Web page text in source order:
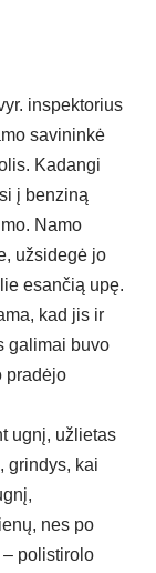
inspektorius
savininkė
Kadangi
į benziną
Namo
užsidegė jo
esančią upę.
kad jis ir
galimai buvo
pradėjo
ugnį, užlietas
grindys, kai
nes po
polistirolo